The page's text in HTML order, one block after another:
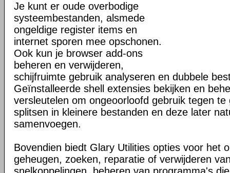
Je kunt er oude overbodige
systeembestanden, alsmede
ongeldige register items en
internet sporen mee opschonen.
Ook kun je browser add-ons
beheren en verwijderen,
schijfruimte gebruik analyseren en dubbele
Geïnstalleerde shell extensies bekijken en
versleutelen om ongeoorloofd gebruik tegen te
splitsen in kleinere bestanden en deze later
samenvoegen.
Bovendien biedt Glary Utilities opties voor het
geheugen, zoeken, reparatie of verwijderen